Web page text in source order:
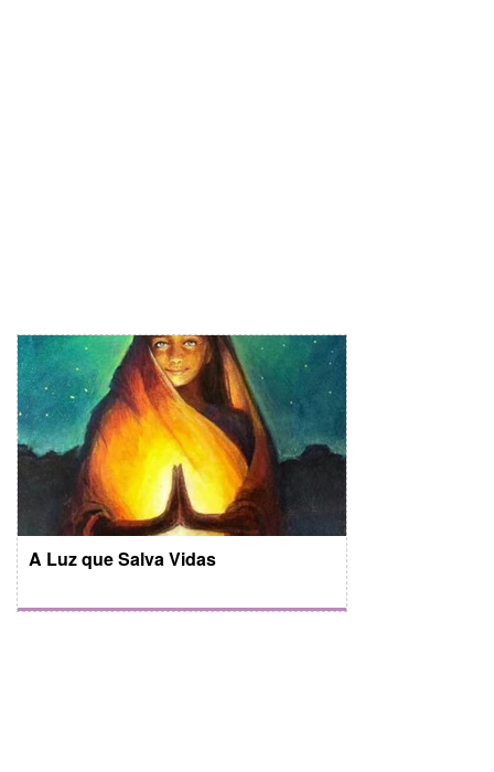
A Luz que Salva Vidas